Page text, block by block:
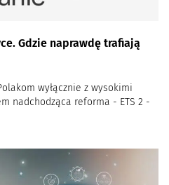
Gdzie naprawdę trafiają
wyłącznie z wysokimi
nadchodząca reforma - ETS 2 -